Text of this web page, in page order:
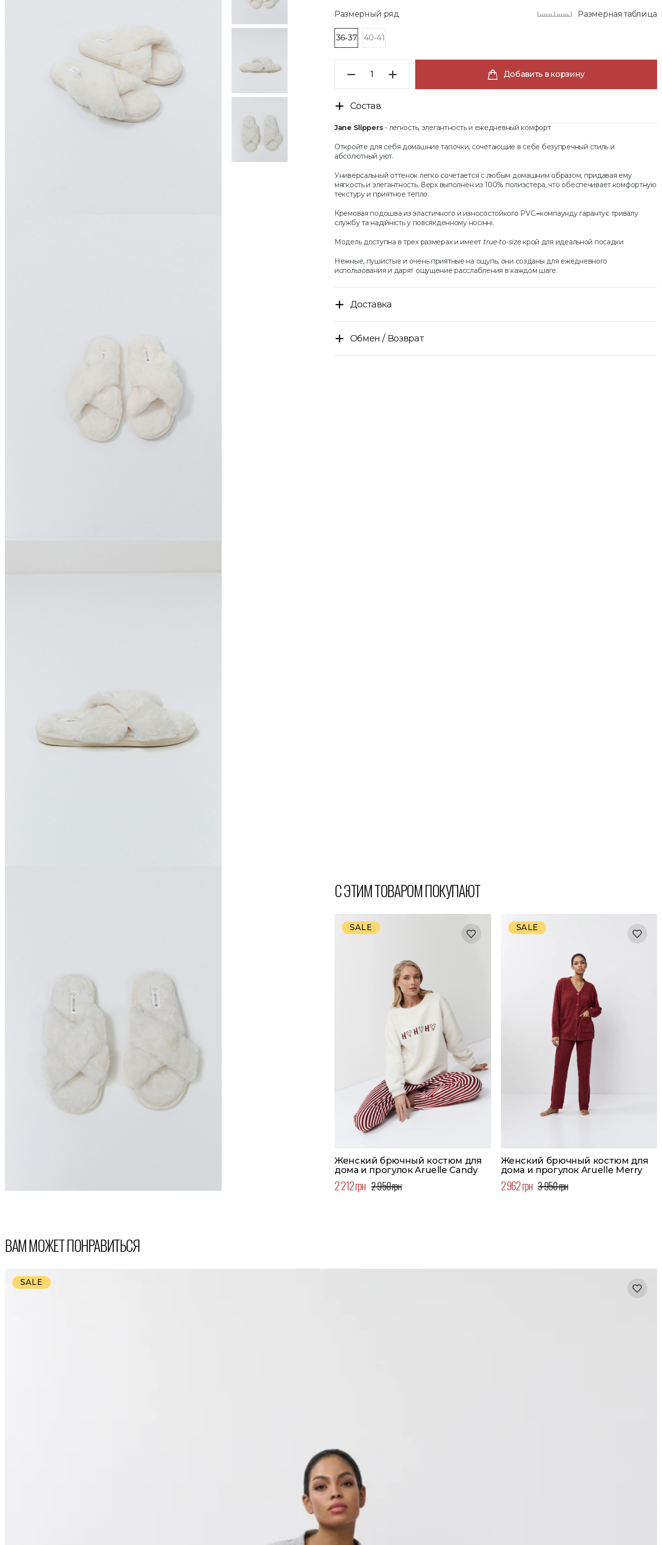
Размерный ряд Размерная таблица
36-37 40-41
Добавить в корзину
Состав
Jane Slippers- легкость, элегантность и ежедневный комфорт
Откройте для себя домашние тапочки, сочетающие в себе безупречный стиль и
абсолютный уют.
Универсальный оттенок легко сочетается с любым домашним образом, придавая ему
мягкость и элегантность. Верх выполнен из 100% полиэстера, что обеспечивает комфортную
текстуру и приятное тепло.
Кремовая подошва из эластичного и износостойкого PVС.–компаунду гарантує тривалу
службу та надійність у повсякденному носінні.
Модель доступна в трех размерах и имеет true-to-sizeкрой для идеальной посадки
Нежные, пушистые и очень приятные на ощупь, они созданы для ежедневного
использования и дарят ощущение расслабления в каждом шаге.
Доставка
Обмен / Возврат
С ЭТИМ ТОВАРОМ ПОКУПАЮТ
SALE
Женский брючный костюм для
дома и прогулок Aruelle Candy
2 212 грн 2 950 грн
SALE
Женский брючный костюм для
дома и прогулок Aruelle Merry
2 962 грн 3 950 грн
ВАМ МОЖЕТ ПОНРАВИТЬСЯ
SALE